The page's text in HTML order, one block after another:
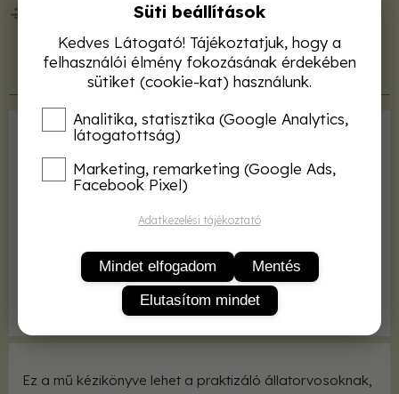
50 000 Ft felett ingyenes kiszállítás!
Termékleírás
Kiadó
9789632861241
312 oldal
Kiadás éve
2004
170x240 mm
71 ábrával
Ez a mű kézikönyve lehet a praktizáló állatorvosoknak,
Süti beállítások
Kedves Látogató! Tájékoztatjuk, hogy a
felhasználói élmény fokozásának érdekében
sütiket (cookie-kat) használunk.
Analitika, statisztika (Google Analytics,
látogatottság)
Marketing, remarketing (Google Ads,
Facebook Pixel)
Adatkezelési tájékoztató
Mindet elfogadom
Mentés
Elutasítom mindet